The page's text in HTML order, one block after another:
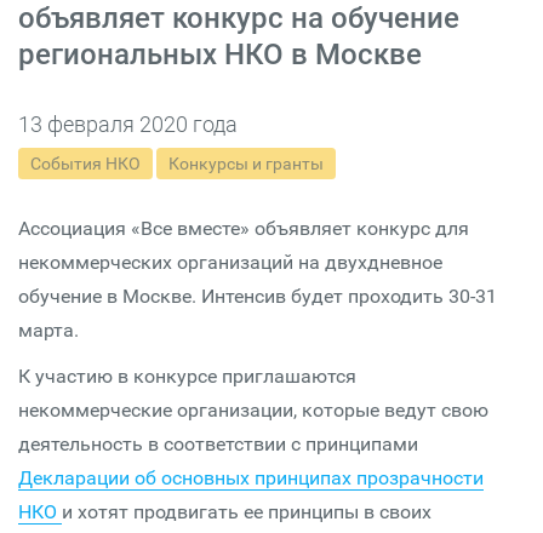
объявляет конкурс на обучение
региональных НКО в Москве
13 февраля 2020 года
События НКО Конкурсы и гранты
Ассоциация «Все вместе» объявляет конкурс для
некоммерческих организаций на двухдневное
обучение в Москве. Интенсив будет проходить 30-31
марта.
К участию в конкурсе приглашаются
некоммерческие организации, которые ведут свою
деятельность в соответствии с принципами
Декларации об основных принципах прозрачности
НКО и хотят продвигать ее принципы в своих